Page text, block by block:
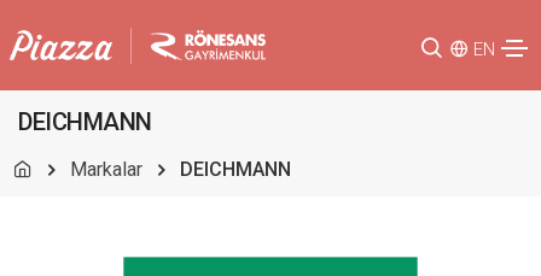
EN
DEICHMANN
Markalar DEICHMANN